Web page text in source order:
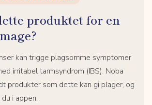
produktet for en
kan trigge plagsomme symptomer
irritabel tarmsyndrom (IBS). Noba
produkter som dette kan gi plager, og
i appen.